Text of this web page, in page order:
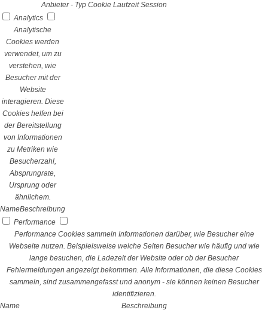
Anbieter - Typ Cookie Laufzeit Session
Analytics
Analytische
Cookies werden
verwendet, um zu
verstehen, wie
Besucher mit der
Website
interagieren. Diese
Cookies helfen bei
der Bereitstellung
von Informationen
zu Metriken wie
Besucherzahl,
Absprungrate,
Ursprung oder
ähnlichem.
NameBeschreibung
Performance
Performance Cookies sammeln Informationen darüber, wie Besucher eine
Webseite nutzen. Beispielsweise welche Seiten Besucher wie häufig und wie
lange besuchen, die Ladezeit der Website oder ob der Besucher
Fehlermeldungen angezeigt bekommen. Alle Informationen, die diese Cookies
sammeln, sind zusammengefasst und anonym - sie können keinen Besucher
identifizieren.
Name
Beschreibung